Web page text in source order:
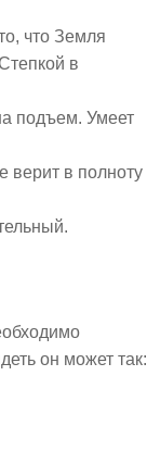
что Земля
в
подъем. Умеет
верит в полноту
он может так: